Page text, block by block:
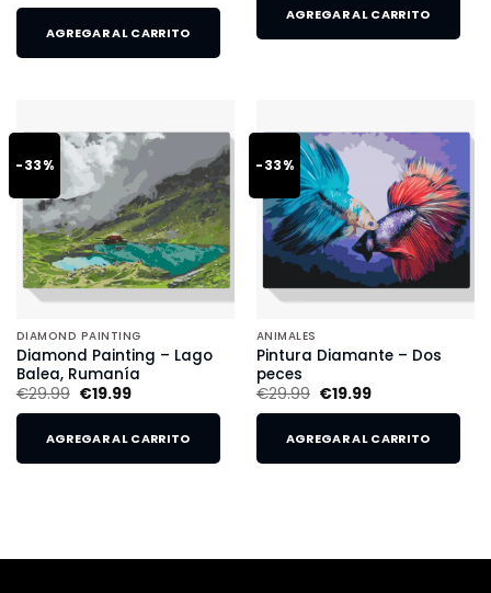
AGREGAR AL CARRITO
AGREGAR AL CARRITO
-33%
DIAMOND PAINTING
Diamond Painting – Lago
Balea, Rumanía
€29.99 €19.99
AGREGAR AL CARRITO
-33%
ANIMALES
Pintura Diamante – Dos
peces
€29.99 €19.99
AGREGAR AL CARRITO